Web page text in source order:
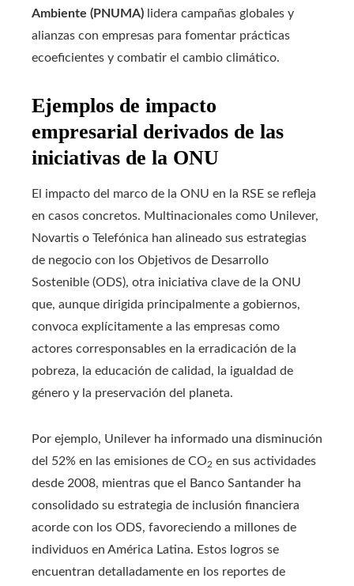
Ambiente (PNUMA) lidera campañas globales y
alianzas con empresas para fomentar prácticas
ecoeficientes y combatir el cambio climático.
Ejemplos de impacto
empresarial derivados de las
iniciativas de la ONU
El impacto del marco de la ONU en la RSE se refleja
en casos concretos. Multinacionales como Unilever,
Novartis o Telefónica han alineado sus estrategias
de negocio con los Objetivos de Desarrollo
Sostenible (ODS), otra iniciativa clave de la ONU
que, aunque dirigida principalmente a gobiernos,
convoca explícitamente a las empresas como
actores corresponsables en la erradicación de la
pobreza, la educación de calidad, la igualdad de
género y la preservación del planeta.
Por ejemplo, Unilever ha informado una disminución
del 52% en las emisiones de CO2 en sus actividades
desde 2008, mientras que el Banco Santander ha
consolidado su estrategia de inclusión financiera
acorde con los ODS, favoreciendo a millones de
individuos en América Latina. Estos logros se
encuentran detalladamente en los reportes de